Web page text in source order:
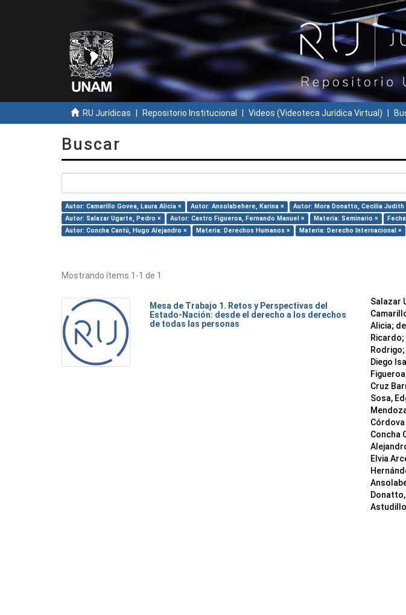
RU Jurídicas Repositorio Institucional Videos (Videoteca Jurídica Virtual)
Buscar
Autor: Camarillo Govea, Laura Alicia × Autor: Ansolabehere, Karina × Autor: Mora Donatto, Cecilia Judith
Autor: Salazar Ugarte, Pedro ×
Autor: Castro Figueroa, Fernando Manuel × Materia: Seminario ×
Autor: Concha Cantú, Hugo Alejandro ×
Materia: Derechos Humanos × Materia: Derecho Internacional ×
Mostrando ítems 1-1 de 1
Mesa de Trabajo 1. Retos y Perspectivas del
Estado-Nación: desde el derecho a los derechos
de todas las personas
Salazar
Alicia;
Ricardo;
Rodrigo;
Diego
Cruz
Sosa,
Concha
Elvia
Astudillo